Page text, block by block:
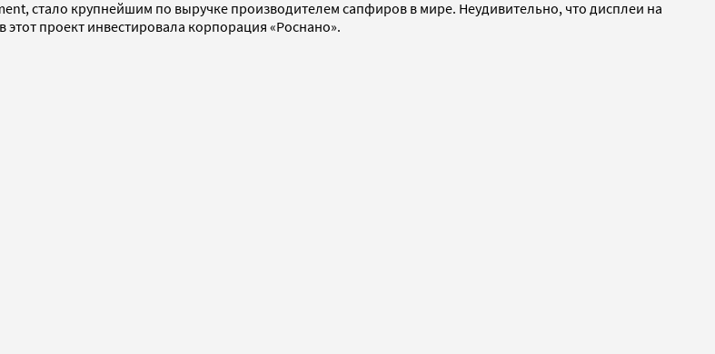
стало крупнейшим по выручке производителем сапфиров в мире. Неудивительно, что дисплеи на
проект инвестировала корпорация «Роснано».